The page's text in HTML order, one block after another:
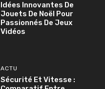
Idées Innovantes De
Jouets De Noël Pour
Passionnés De Jeux
Vidéos
ACTU
Sécurité Et Vitesse :